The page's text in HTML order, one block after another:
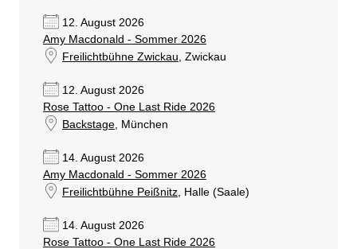
12. August 2026
Amy Macdonald - Sommer 2026
Freilichtbühne Zwickau , Zwickau
12. August 2026
Rose Tattoo - One Last Ride 2026
Backstage, München
14. August 2026
Amy Macdonald - Sommer 2026
Freilichtbühne Peißnitz, Halle (Saale)
14. August 2026
Rose Tattoo - One Last Ride 2026